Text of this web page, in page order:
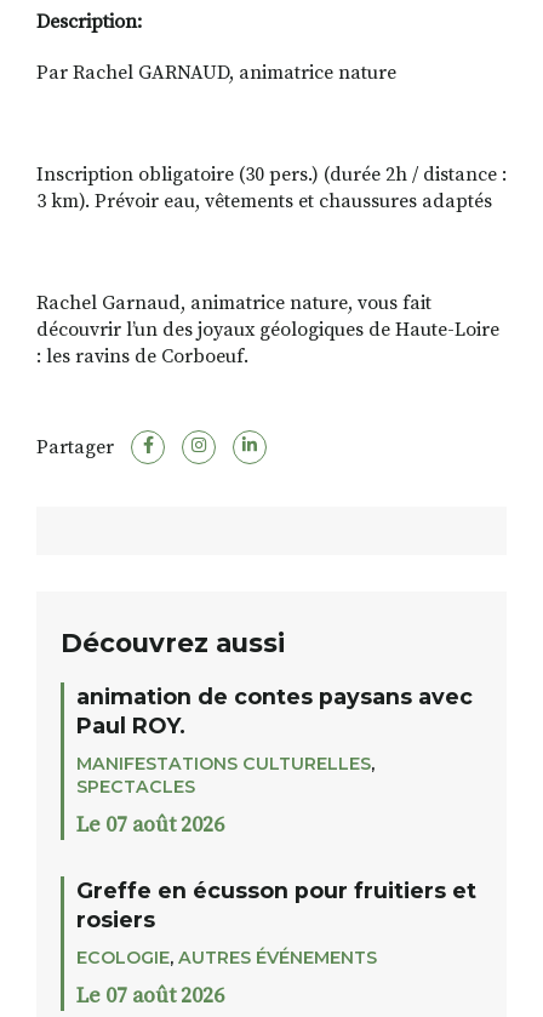
Description:
Par Rachel GARNAUD, animatrice nature
Inscription obligatoire (30 pers.) (durée 2h / distance :
3 km). Prévoir eau, vêtements et chaussures adaptés
Rachel Garnaud, animatrice nature, vous fait
découvrir l’un des joyaux géologiques de Haute-Loire
: les ravins de Corboeuf.
Partager
Découvrez aussi
animation de contes paysans avec
Paul ROY.
MANIFESTATIONS CULTURELLES,
SPECTACLES
Le 07 août 2026
Greffe en écusson pour fruitiers et
rosiers
ECOLOGIE, AUTRES ÉVÉNEMENTS
Le 07 août 2026